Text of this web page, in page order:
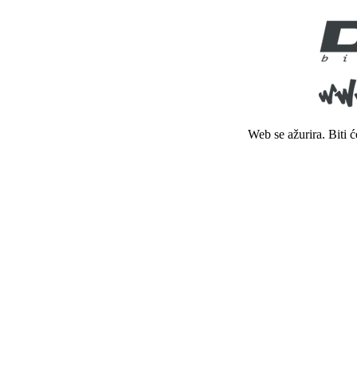
Web se ažurira. Biti